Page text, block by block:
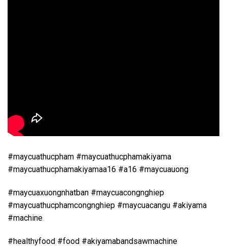
#maycuathucpham #maycuathucphamakiyama
#maycuathucphamakiyamaa16 #a16 #maycuauong
#maycuaxuongnhatban #maycuacongnghiep
#maycuathucphamcongnghiep #maycuacangu #akiyama
#machine
#healthyfood #food #akiyamabandsawmachine